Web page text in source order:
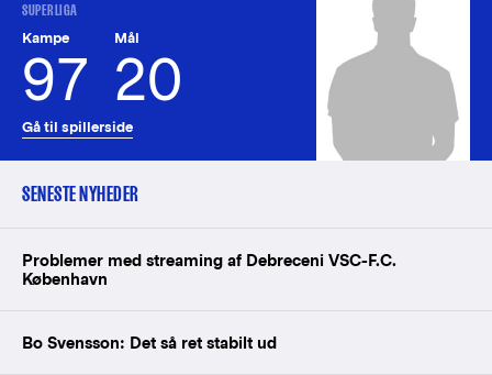
SUPERLIGA
Kampe
97
Mål
20
Gå til spillerside
SENESTE NYHEDER
Problemer med streaming af Debreceni VSC-F.C.
København
Bo Svensson: Det så ret stabilt ud